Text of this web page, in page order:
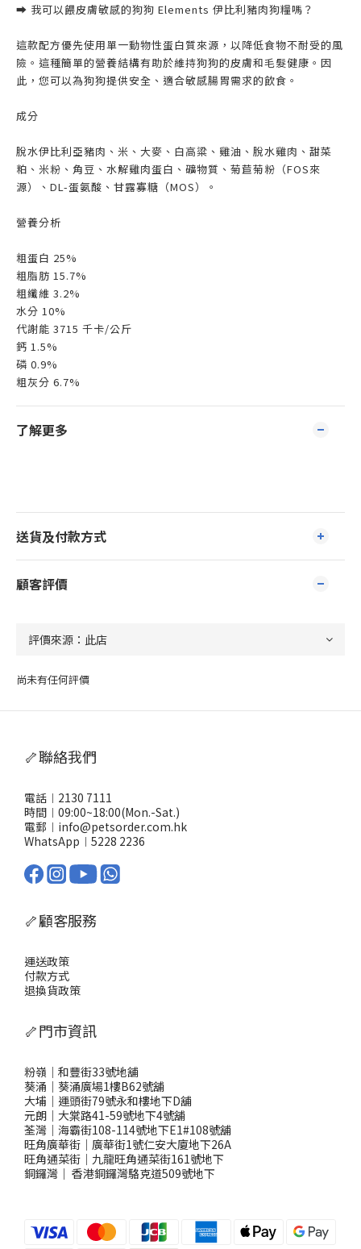
➡️ 我可以餵皮膚敏感的狗狗 Elements 伊比利豬肉狗糧嗎？
這款配方優先使用單一動物性蛋白質來源，以降低食物不耐受的風
險。這種簡單的營養結構有助於維持狗狗的皮膚和毛髮健康。因
此，您可以為狗狗提供安全、適合敏感腸胃需求的飲食。
成分
脫水伊比利亞豬肉、米、大麥、白高粱、雞油、脫水雞肉、甜菜
粕、米粉、角豆、水解雞肉蛋白、礦物質、菊苣菊粉（FOS來
源）、DL-蛋氨酸、甘露寡糖（MOS）。
營養分析
粗蛋白 25%
粗脂肪 15.7%
粗纖維 3.2%
水分 10%
代謝能 3715 千卡/公斤
鈣 1.5%
磷 0.9%
粗灰分 6.7%
了解更多
送貨及付款方式
顧客評價
尚未有任何評價
🦴聯絡我們
電話︱2130 7111
時間︱09:00~18:00(Mon.-Sat.)
電郵︱info@petsorder.com.hk
WhatsApp︱ 5228 2236
🦴顧客服務
運送政策
付款方式
退換貨政策
🦴門市資訊
粉嶺｜和豐街33號地舖
葵涌｜葵涌廣場1樓B62號舖
大埔｜運頭街79號永和樓地下D舖
元朗｜大棠路41-59號地下4號舖
荃灣｜海霸街108-114號地下E1#108號舖
旺角廣華街｜廣華街1號仁安大廈地下26A
旺角通菜街｜九龍旺角通菜街161號地下
銅鑼灣 ｜ 香港銅鑼灣駱克道509號地下